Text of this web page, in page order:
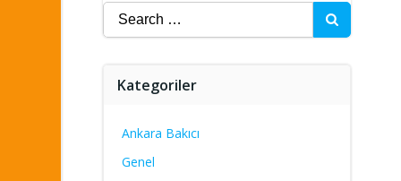
Search
for:
Kategoriler
Ankara Bakıcı
Genel